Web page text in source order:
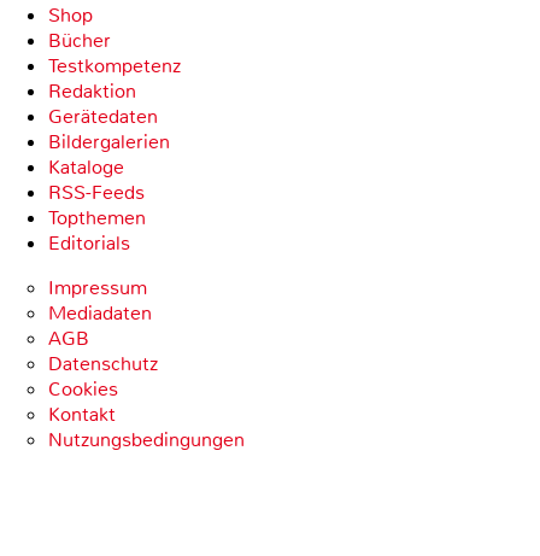
Shop
Bücher
Testkompetenz
Redaktion
Gerätedaten
Bildergalerien
Kataloge
RSS-Feeds
Topthemen
Editorials
Impressum
Mediadaten
AGB
Datenschutz
Cookies
Kontakt
Nutzungsbedingungen